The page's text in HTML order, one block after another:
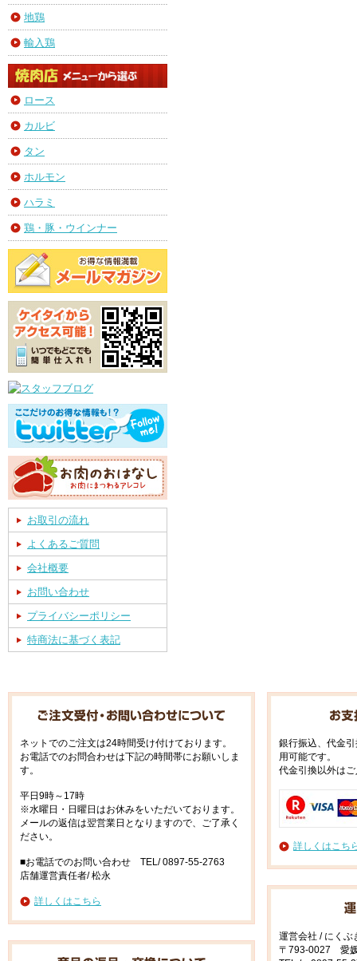
地鶏
輸入鶏
ロース
カルビ
タン
ホルモン
ハラミ
鶏・豚・ウインナー
お取引の流れ
よくあるご質問
会社概要
お問い合わせ
プライバシーポリシー
特商法に基づく表記
ネットでのご注文は24時間受け付けております。
お電話でのお問合わせは下記の時間帯にお願いしま
す。
平日9時～17時
※水曜日・日曜日はお休みをいただいております。
メールの返信は翌営業日となりますので、ご了承く
ださい。
■お電話でのお問い合わせ TEL/ 0897-55-2763
店舗運営責任者/ 松永
詳しくはこちら
銀行振込、代金
用可能です。
代金引換以外は
詳しくはこち
運営会社 / にくぶ
〒793-0027 愛